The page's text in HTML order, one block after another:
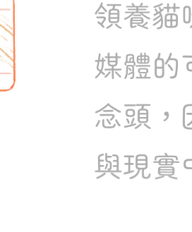
領養貓
媒體的
念頭，
與現實